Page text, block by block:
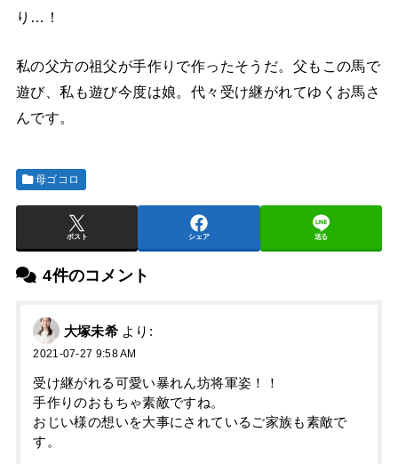
り…！
私の父方の祖父が手作りで作ったそうだ。父もこの馬で
遊び、私も遊び今度は娘。代々受け継がれてゆくお馬さ
んです。
母ゴコロ
ポスト シェア 送る
4件のコメント
大塚未希 より:
2021-07-27 9:58 AM
受け継がれる可愛い暴れん坊将軍姿！！
手作りのおもちゃ素敵ですね。
おじい様の想いを大事にされているご家族も素敵で
す。